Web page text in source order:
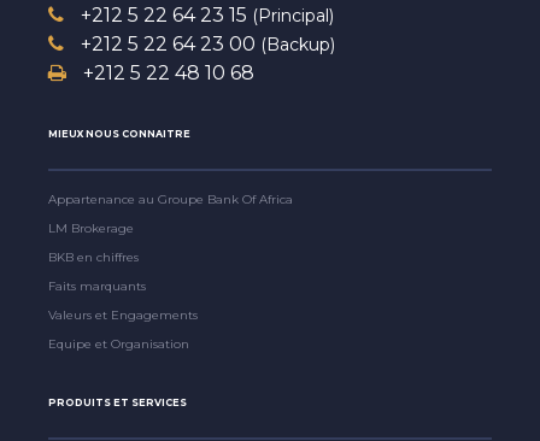
+212 5 22 64 23 15 (Principal)
+212 5 22 64 23 00 (Backup)
+212 5 22 48 10 68
MIEUX NOUS CONNAITRE
Appartenance au Groupe Bank Of Africa
LM Brokerage
BKB en chiffres
Faits marquants
Valeurs et Engagements
Equipe et Organisation
PRODUITS ET SERVICES